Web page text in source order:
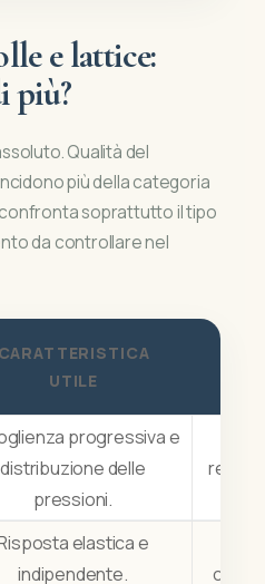
e lattice:
più?
Qualità del
più della categoria
soprattutto il tipo
da controllare nel
CARATTERISTICA
UTILE
progressiva e
distribuzione delle
pressioni.
elastica e
indipendente.